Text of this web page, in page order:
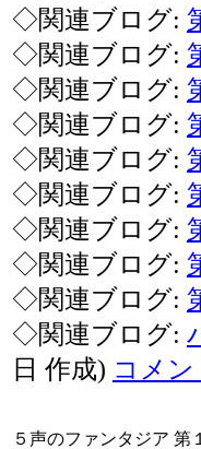
◇関連ブログ:
◇関連ブログ:
◇関連ブログ:
◇関連ブログ:
◇関連ブログ:
◇関連ブログ:
◇関連ブログ:
◇関連ブログ:
◇関連ブログ:
◇関連ブログ:
日 作成) コメン
５声のファンタジア